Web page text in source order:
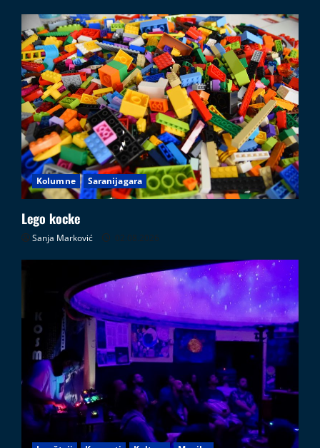
Kolumne Saranijagara
Lego kocke
Sanja Marković 02.08.2026